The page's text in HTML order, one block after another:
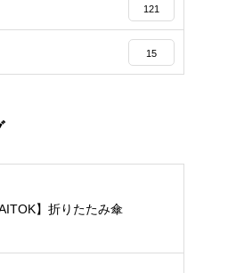
121
15
】折りたたみ傘